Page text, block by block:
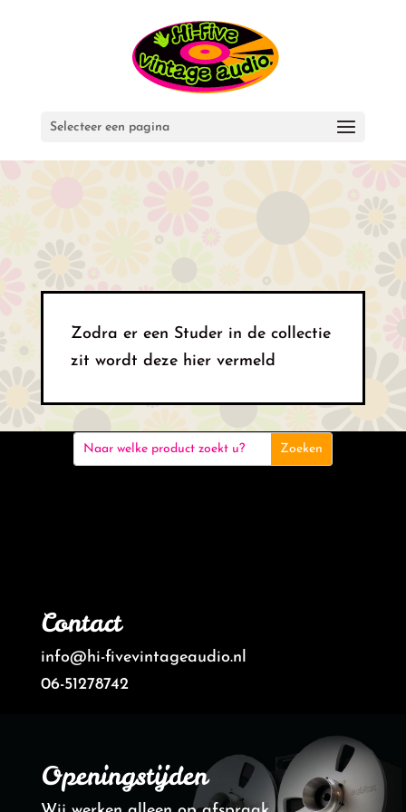
Selecteer een pagina
Zodra er een Studer in de collectie
zit wordt deze hier vermeld
Contact
info@hi-fivevintageaudio.nl
06-51278742
Openingstijden